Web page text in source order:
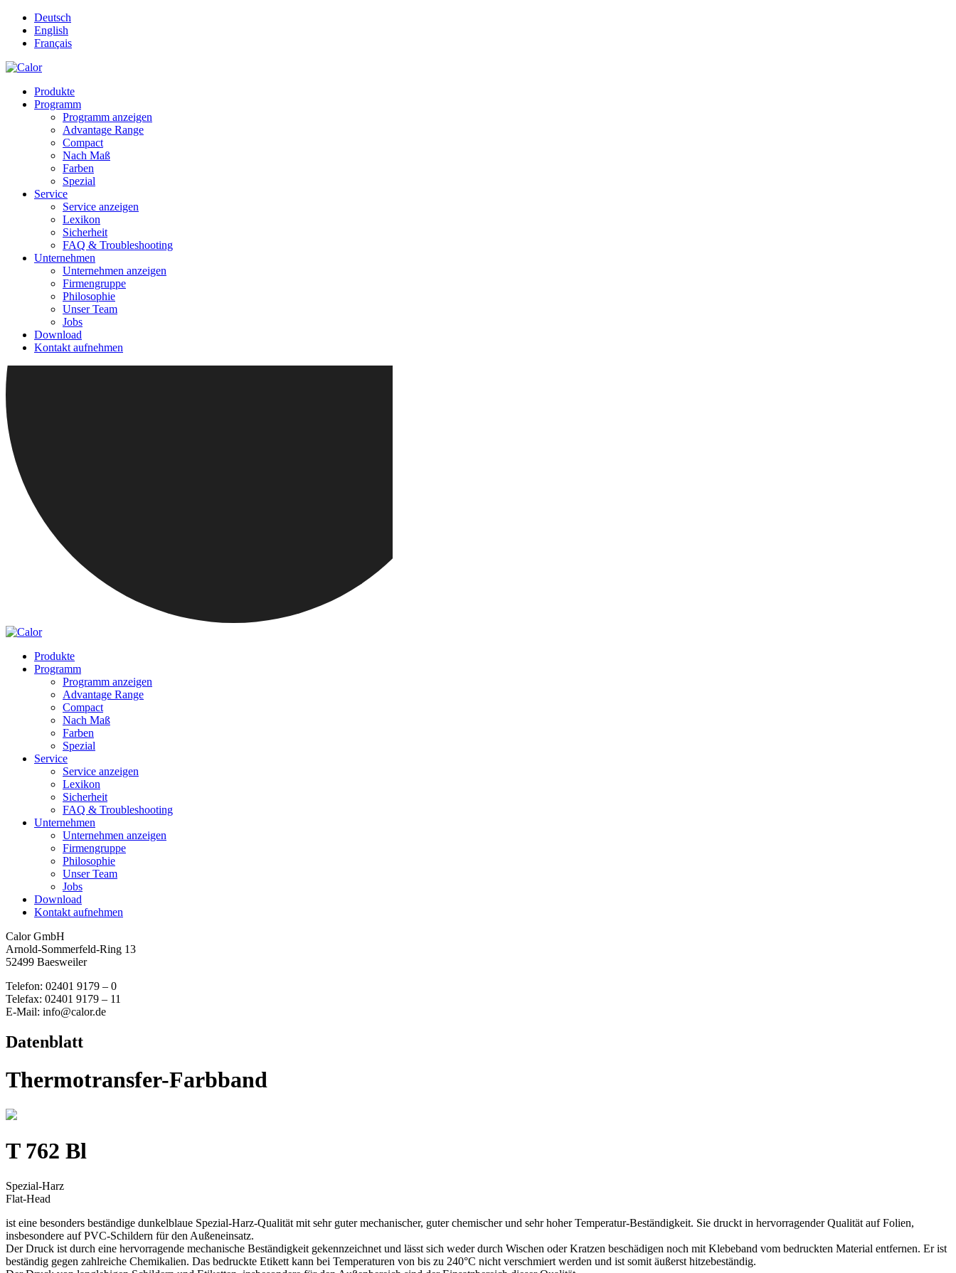
Deutsch
English
Français
Produkte
Programm
Programm anzeigen
Advantage Range
Compact
Nach Maß
Farben
Spezial
Service
Service anzeigen
Lexikon
Sicherheit
FAQ & Troubleshooting
Unternehmen
Unternehmen anzeigen
Firmengruppe
Philosophie
Unser Team
Jobs
Download
Kontakt aufnehmen
Produkte
Programm
Programm anzeigen
Advantage Range
Compact
Nach Maß
Farben
Spezial
Service
Service anzeigen
Lexikon
Sicherheit
FAQ & Troubleshooting
Unternehmen
Unternehmen anzeigen
Firmengruppe
Philosophie
Unser Team
Jobs
Download
Kontakt aufnehmen
Calor GmbH
Arnold-Sommerfeld-Ring 13
52499 Baesweiler
Telefon: 02401 9179 – 0
Telefax: 02401 9179 – 11
E-Mail: info@calor.de
Datenblatt
Thermotransfer-Farbband
T 762 Bl
Spezial-Harz
Flat-Head
ist eine besonders beständige dunkelblaue Spezial-Harz-Qualität mit sehr guter mechanischer, guter chemischer und sehr hoher Temperatur-Beständigkeit. Sie druckt in hervorragender Qualität auf Folien,
insbesondere auf PVC-Schildern für den Außeneinsatz.
Der Druck ist durch eine hervorragende mechanische Beständigkeit gekennzeichnet und lässt sich weder durch Wischen oder Kratzen beschädigen noch mit Klebeband vom bedruckten Material entfernen. Er ist
beständig gegen zahlreiche Chemikalien. Das bedruckte Etikett kann bei Temperaturen von bis zu 240°C nicht verschmiert werden und ist somit äußerst hitzebeständig.